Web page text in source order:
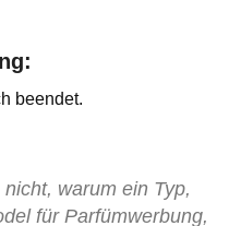
beendet.
warum ein Typ,
für Parfümwerbung,